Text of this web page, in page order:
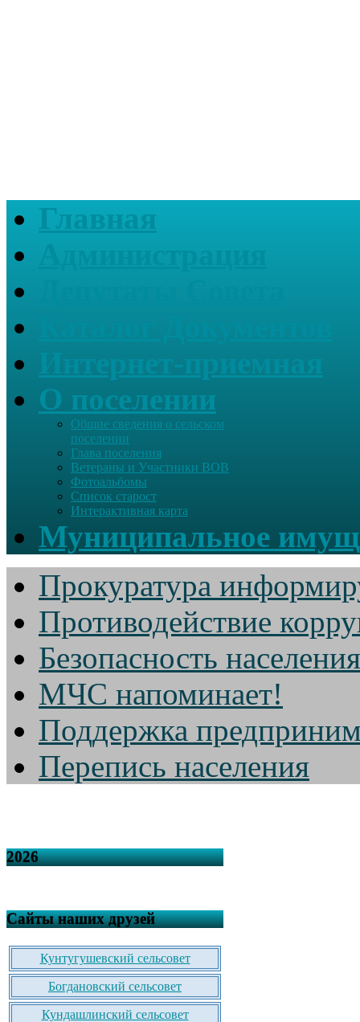
Главная
О поселении
Общие сведения о сельском
поселении
Глава поселения
Ветераны и Участники ВОВ
Фотоальбомы
Список старост
Интерактивная карта
Муниципальное
Прокуратура
Противодействие
Безопасность населения
МЧС напоминает!
Поддержка
Перепись населения
2026
Сайты наших друзей
Кунтугушевский сельсовет
Богдановский сельсовет
Кундашлинский сельсовет